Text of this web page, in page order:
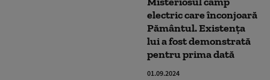
electric care înconjoară
Pământul. Existența
lui a fost demonstrată
pentru prima dată
01.09.2024